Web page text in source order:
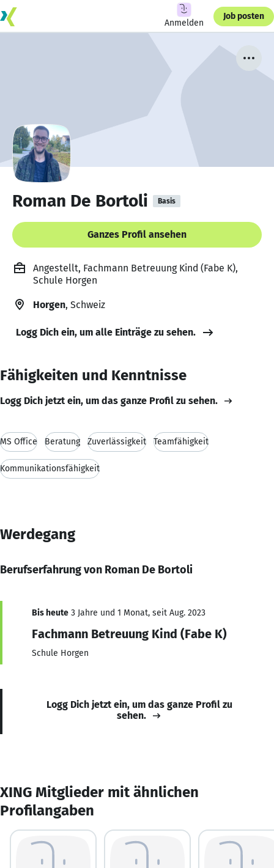
Anmelden
Job posten
Roman De Bortoli Basis
Ganzes Profil ansehen
Angestellt, Fachmann Betreuung Kind (Fabe K),
Schule Horgen
Horgen, Schweiz
Logg Dich ein, um alle Einträge zu sehen.
Fähigkeiten und Kenntnisse
Logg Dich jetzt ein, um das ganze Profil zu sehen.
MS Office Beratung Zuverlässigkeit Teamfähigkeit
Kommunikationsfähigkeit
Werdegang
Berufserfahrung von Roman De Bortoli
Bis heute 3 Jahre und 1 Monat, seit Aug. 2023
Fachmann Betreuung Kind (Fabe K)
Schule Horgen
Logg Dich jetzt ein, um das ganze Profil zu
sehen.
XING Mitglieder mit ähnlichen
Profilangaben